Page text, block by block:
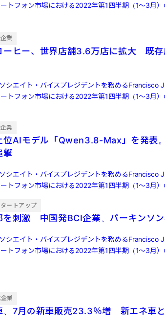
トフォン市場における2022年第1四半期（1～3月
業
ーヒー、世界店舗3.6万店に拡大 既存
シエイト・バイスプレジデントを務めるFrancisco
トフォン市場における2022年第1四半期（1～3月
業
位AIモデル「Qwen3.8-Max」を発表
撃
シエイト・バイスプレジデントを務めるFrancisco
トフォン市場における2022年第1四半期（1～3月
タートアップ
を刺激 中国発BCI企業、パーキンソ
シエイト・バイスプレジデントを務めるFrancisco
トフォン市場における2022年第1四半期（1～3月
企業
、7月の新車販売23.3％増 新エネ車と